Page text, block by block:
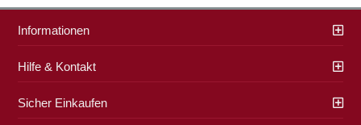
Informationen
Hilfe & Kontakt
Sicher Einkaufen